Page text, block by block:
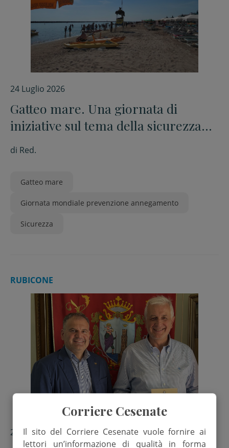
24 Luglio 2026
Gatteo mare. Una giornata di
iniziative sul tema della sicurezza
per la prevenzione
dell’annegamento
di Red.
Gatteo mare
Giornata mondiale prevenzione annegamento
Sicurezza
RUBICONE
23 Luglio 2026
Corriere Cesenate
Il sito del Corriere Cesenate vuole fornire ai
lettori un’informazione di qualità in forma